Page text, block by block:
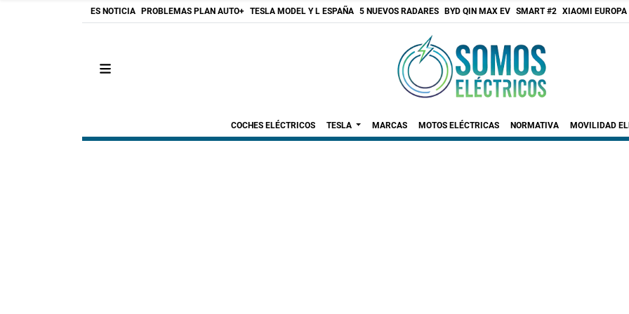
ES NOTICIA PROBLEMAS PLAN AUTO+ TESLA MODEL Y L ESPAÑA 5 NUEVOS RADARES BYD QIN MAX EV SMART #2 XIAOMI EUROPA
COCHES ELÉCTRICOS TESLA MARCAS MOTOS ELÉCTRICAS NORMATIVA MOVILIDAD